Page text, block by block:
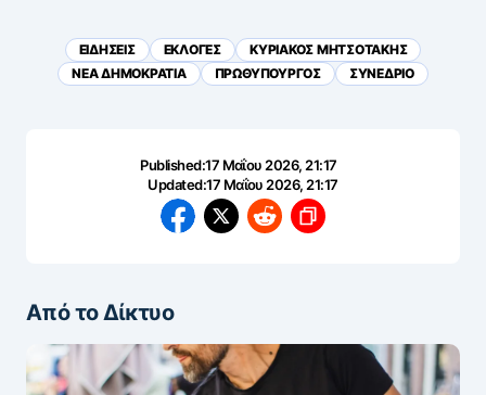
ΕΙΔΗΣΕΙΣ ΕΚΛΟΓΕΣ
ΚΥΡΙΑΚΟΣ ΜΗΤΣΟΤΑΚΗΣ
ΝΕΑ ΔΗΜΟΚΡΑΤΙΑ
ΠΡΩΘΥΠΟΥΡΓΟΣ ΣΥΝΕΔΡΙΟ
Published:17 Μαΐου 2026, 21:17
Updated:17 Μαΐου 2026, 21:17
Από το Δίκτυο